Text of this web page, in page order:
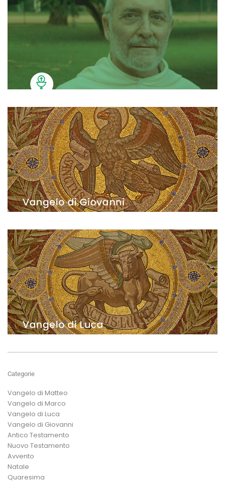
Categorie
Vangelo di Matteo
Vangelo di Marco
Vangelo di Luca
Vangelo di Giovanni
Antico Testamento
Nuovo Testamento
Avvento
Natale
Quaresima